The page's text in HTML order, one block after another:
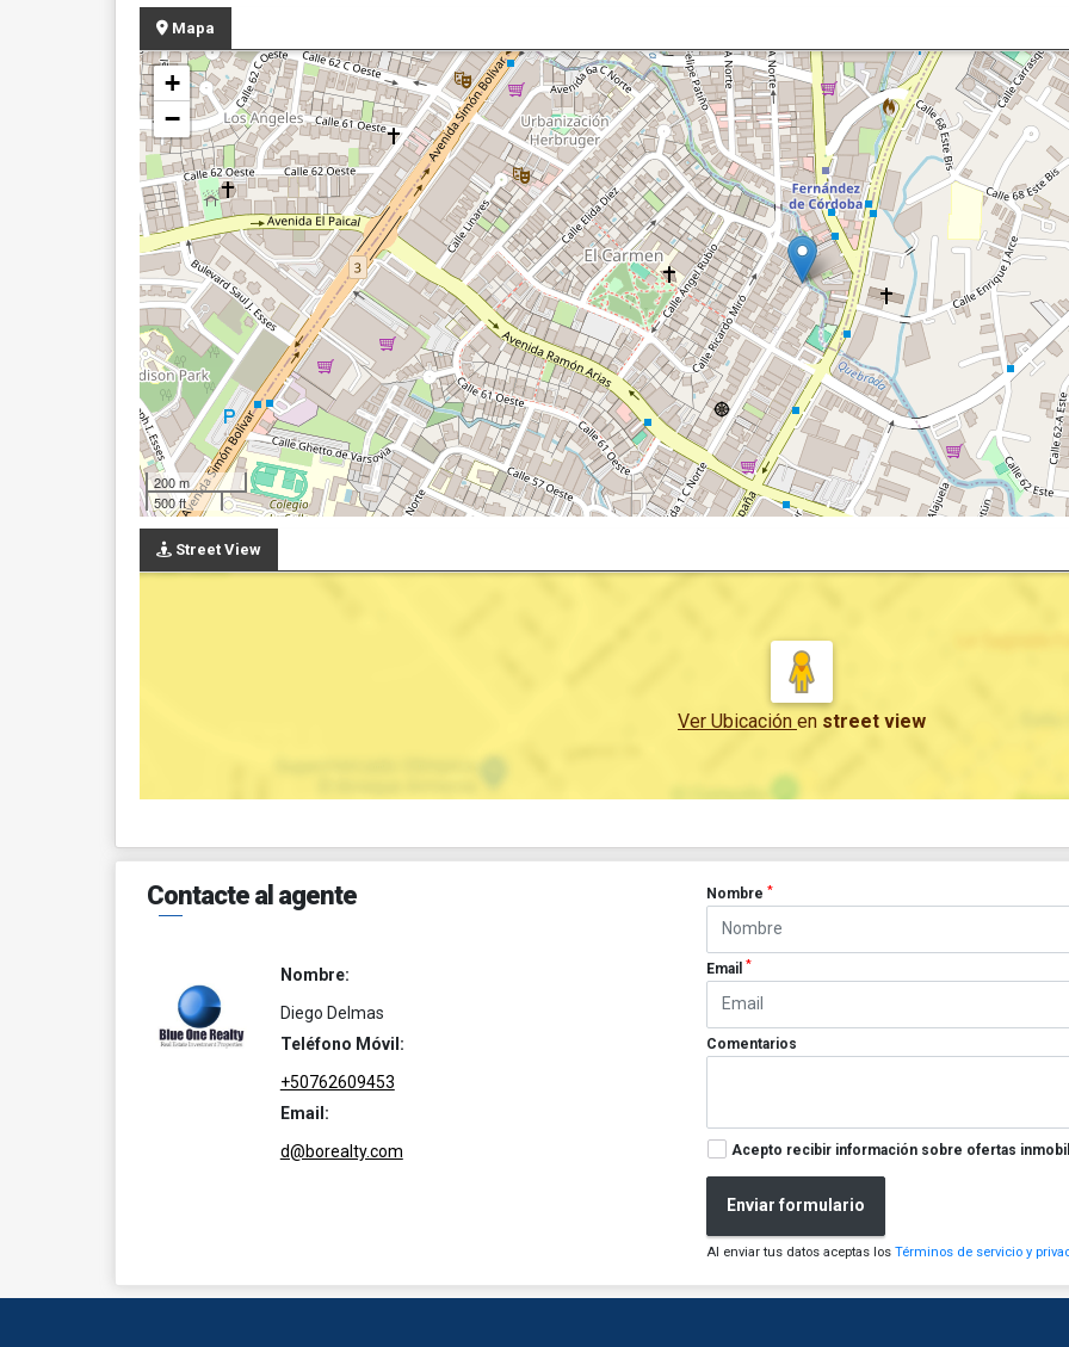
Mapa
+
−
200 m
500 ft
Street View
Ver Ubicación en street view
Contacte al agente
Nombre:
Diego Delmas
Teléfono Móvil:
+50762609453
Email:
d@borealty.com
Nombre*
Email*
Comentarios
Acepto recibir información sobre ofertas
Enviar formulario
Al enviar tus datos aceptas losTérminos de servicio y